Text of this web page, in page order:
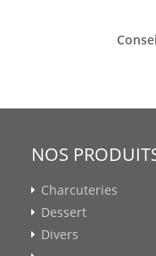
NOS
Charcuteries
Dessert
Divers